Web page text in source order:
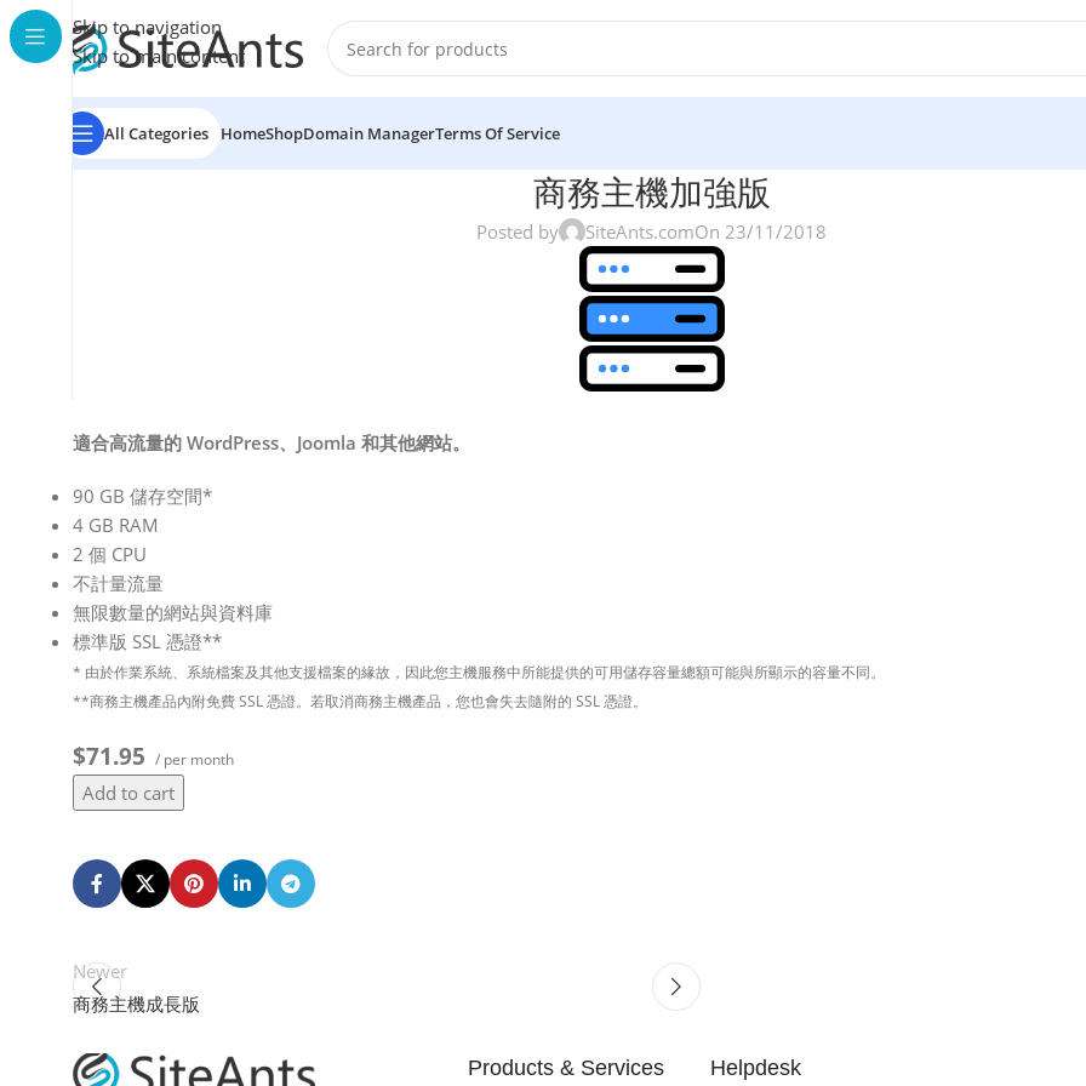
Skip to navigation
Skip to main content
All Categories HomeShopDomain ManagerTerms Of Service
商務主機加強版
Posted by SiteAnts.comOn 23/11/2018
適合高流量的 WordPress、Joomla 和其他網站。
90 GB 儲存空間*
4 GB RAM
2 個 CPU
不計量流量
無限數量的網站與資料庫
標準版 SSL 憑證**
* 由於作業系統、系統檔案及其他支援檔案的緣故，因此您主機服務中所能提供的可用儲存容量總額可能與所顯示的容量不同。
**商務主機產品內附免費 SSL 憑證。若取消商務主機產品，您也會失去隨附的 SSL 憑證。
$71.95 / per month
Add to cart
Newer
商務主機成長版
Products & Services Helpdesk